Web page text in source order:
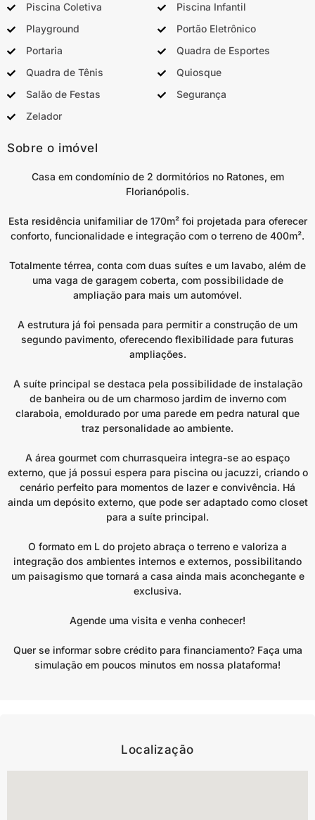
Piscina Coletiva
Piscina Infantil
Playground
Portão Eletrônico
Portaria
Quadra de Esportes
Quadra de Tênis
Quiosque
Salão de Festas
Segurança
Zelador
Sobre o imóvel
Casa em condomínio de 2 dormitórios no Ratones, em
Florianópolis.
Esta residência unifamiliar de 170m² foi projetada para oferecer
conforto, funcionalidade e integração com o terreno de 400m².
Totalmente térrea, conta com duas suítes e um lavabo, além de
uma vaga de garagem coberta, com possibilidade de
ampliação para mais um automóvel.
A estrutura já foi pensada para permitir a construção de um
segundo pavimento, oferecendo flexibilidade para futuras
ampliações.
A suíte principal se destaca pela possibilidade de instalação
de banheira ou de um charmoso jardim de inverno com
claraboia, emoldurado por uma parede em pedra natural que
traz personalidade ao ambiente.
A área gourmet com churrasqueira integra-se ao espaço
externo, que já possui espera para piscina ou jacuzzi, criando o
cenário perfeito para momentos de lazer e convivência. Há
ainda um depósito externo, que pode ser adaptado como closet
para a suíte principal.
O formato em L do projeto abraça o terreno e valoriza a
integração dos ambientes internos e externos, possibilitando
um paisagismo que tornará a casa ainda mais aconchegante e
exclusiva.
Agende uma visita e venha conhecer!
Quer se informar sobre crédito para financiamento? Faça uma
simulação em poucos minutos em nossa plataforma!
Localização